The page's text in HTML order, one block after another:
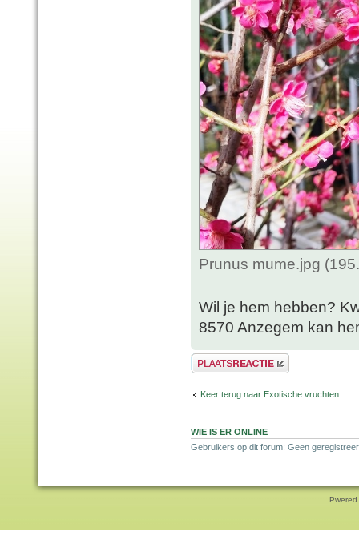
Prunus mume.jpg
Wil je hem hebben?
8570 Anzegem kan
Plaats een reactie
Keer terug naar Exotische vruchten
WIE IS ER ONLINE
Gebruikers op dit forum: Geen